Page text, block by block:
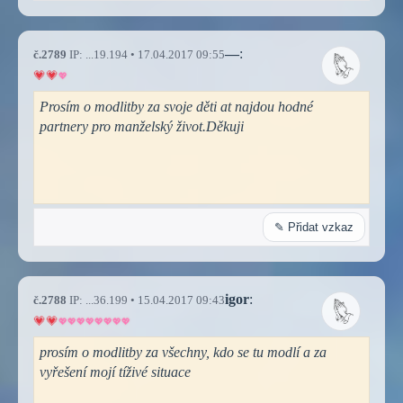
č.2789 IP: ...19.194 • 17.04.2017 09:55—:
Prosím o modlitby za svoje děti at najdou hodné
partnery pro manželský život.Děkuji
✎ Přidat vzkaz
č.2788 IP: ...36.199 • 15.04.2017 09:43igor:
prosím o modlitby za všechny, kdo se tu modlí a za
vyřešení mojí tíživé situace